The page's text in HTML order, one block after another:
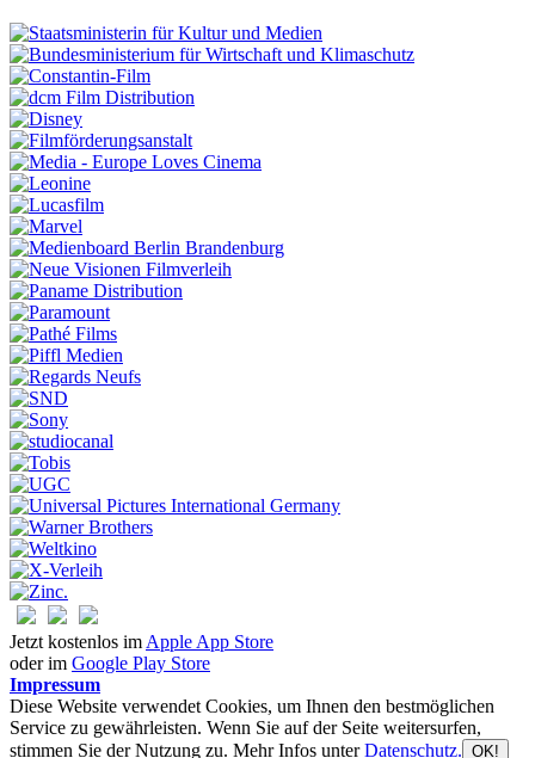
Jetzt kostenlos im Apple App Store
oder im Google Play Store
Impressum
Diese Website verwendet Cookies, um Ihnen den bestmöglichen
Service zu gewährleisten. Wenn Sie auf der Seite weitersurfen,
stimmen Sie der Nutzung zu. Mehr Infos unterDatenschutz. OK!